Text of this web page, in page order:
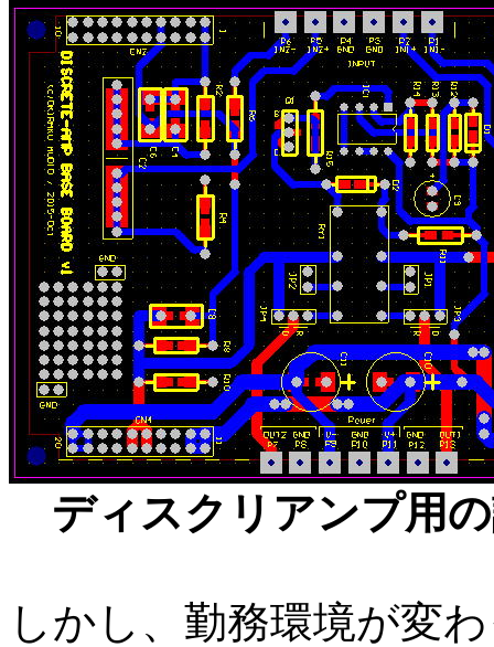
ディスクリアンプ用
しかし、勤務環境が変